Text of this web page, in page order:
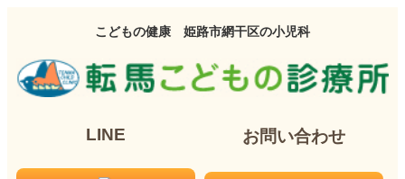
こどもの健康 姫路市網干区の小児科
LINE お問い合わせ